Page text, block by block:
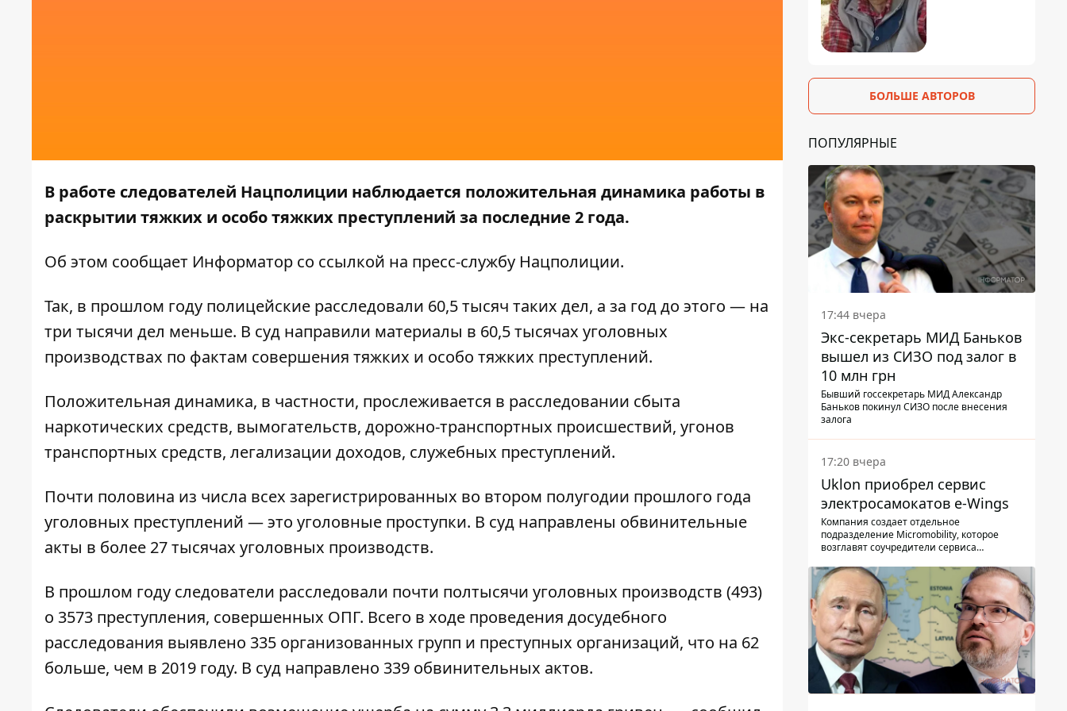
В работе следователей Нацполиции наблюдается положительная динамика работы в
раскрытии тяжких и особо тяжких преступлений за последние 2 года.
Об этом сообщает Информатор со ссылкой на пресс-службу Нацполиции.
Так, в прошлом году полицейские расследовали 60,5 тысяч таких дел, а за год до этого — на
три тысячи дел меньше. В суд направили материалы в 60,5 тысячах уголовных
производствах по фактам совершения тяжких и особо тяжких преступлений.
Положительная динамика, в частности, прослеживается в расследовании сбыта
наркотических средств, вымогательств, дорожно-транспортных происшествий, угонов
транспортных средств, легализации доходов, служебных преступлений.
Почти половина из числа всех зарегистрированных во втором полугодии прошлого года
уголовных преступлений — это уголовные проступки. В суд направлены обвинительные
акты в более 27 тысячах уголовных производств.
В прошлом году следователи расследовали почти полтысячи уголовных производств (493)
о 3573 преступления, совершенных ОПГ. Всего в ходе проведения досудебного
расследования выявлено 335 организованных групп и преступных организаций, что на 62
больше, чем в 2019 году. В суд направлено 339 обвинительных актов.
БОЛЬШЕ АВТОРОВ
ПОПУЛЯРНЫЕ
17:44 вчера
Экс-секретарь МИД Баньков
вышел из СИЗО под залог в
10 млн грн
Бывший госсекретарь МИД Александр
Баньков покинул СИЗО после внесения
залога
17:20 вчера
Uklon приобрел сервис
электросамокатов e-Wings
Компания создает отдельное
подразделение Micromobility, которое
возглавят соучредители сервиса